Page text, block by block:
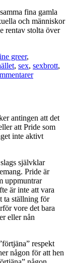
fina gamla
och människor
rentav stolta över
greer,
, sex, sexbrott,
till
antingen att det
att Pride som
inte aktivt
självklar
Pride är
uppmuntrar
är inte att vara
ta ställning för
vore det bara
eller nån
respekt
någon för att hen